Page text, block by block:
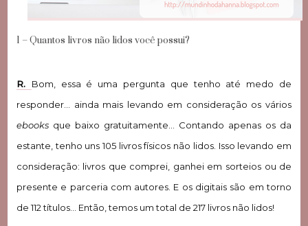
1 – Quantos livros não lidos você possui?
R. Bom, essa é uma pergunta que tenho até medo de
responder… ainda mais levando em consideração os vários
ebooksque baixo gratuitamente… Contando apenas os da
estante, tenho uns 105 livros físicos não lidos. Isso levando em
consideração: livros que comprei, ganhei em sorteios ou de
presente e parceria com autores. E os digitais são em torno
de 112 títulos… Então, temos um total de 217 livros não lidos!